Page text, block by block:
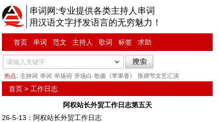
串词网:专业提供各类主持人串词
用汉语文字抒发语言的无穷魅力！
首页 串词 范文 主持人 歌词 标签 求助
热点: 主持词 串词 串场词 开场白 歌曲《苹果香》 医师节文艺汇演
首页 > 工作日志
阿权站长外贸工作日志第五天
26-5-13：阿权站长外贸工作日志